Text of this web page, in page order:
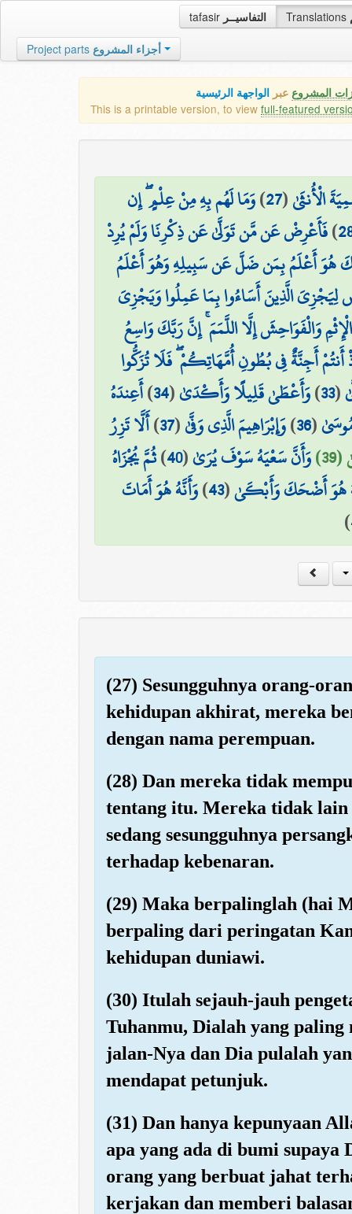
tafasir التفاسيــر Translations
Project parts أجزاء المشروع
المشروع عبر الواجهة الرئيسية
This is a printable version, to view full-featured
الْأُنثَىٰ(
27
)وَمَا لَهُم بِهِ مِنْ عِلْمٍ ۖ إِن
)فَأَعْرِضْ عَن مَّن تَوَلَّىٰ عَن ذِكْرِنَا وَلَمْ يُرِدْ
هُوَ أَعْلَمُ بِمَن ضَلَّ عَن سَبِيلِهِ وَهُوَ أَعْلَمُ
لِيَجْزِيَ الَّذِينَ أَسَاءُوا بِمَا عَمِلُوا وَيَجْزِيَ
وَالْفَوَاحِشَ إِلَّا اللَّمَمَ ۚ إِنَّ رَبَّكَ وَاسِعُ
أَجِنَّةٌ فِي بُطُونِ أُمَّهَاتِكُمْ ۖ فَلَا تُزَكُّوا
(
33
)وَأَعْطَىٰ قَلِيلًا وَأَكْدَىٰ(
34
)أَعِندَهُ
(
36
)وَإِبْرَاهِيمَ الَّذِي وَفَّىٰ(
37
)أَلَّا تَزِرُ
وَأَنَّ سَعْيَهُ سَوْفَ يُرَىٰ(
40
)ثُمَّ يُجْزَاهُ
هُوَ أَضْحَكَ وَأَبْكَىٰ(
43
)وَأَنَّهُ هُوَ أَمَاتَ
)
(27) Sesungguhnya orang-
kehidupan akhirat, mereka
dengan nama perempuan.
(28) Dan mereka tidak
tentang itu. Mereka tidak
sedang sesungguhnya
terhadap kebenaran.
(29) Maka berpalinglah (hai
berpaling dari peringatan
kehidupan duniawi.
(30) Itulah sejauh-jauh
Tuhanmu, Dialah yang paling
jalan-Nya dan Dia pulalah
mendapat petunjuk.
(31) Dan hanya kepunyaan
apa yang ada di bumi supaya
orang yang berbuat jahat
kerjakan dan memberi